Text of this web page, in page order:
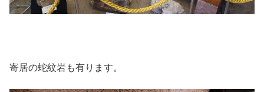
寄居の蛇紋岩も有ります。